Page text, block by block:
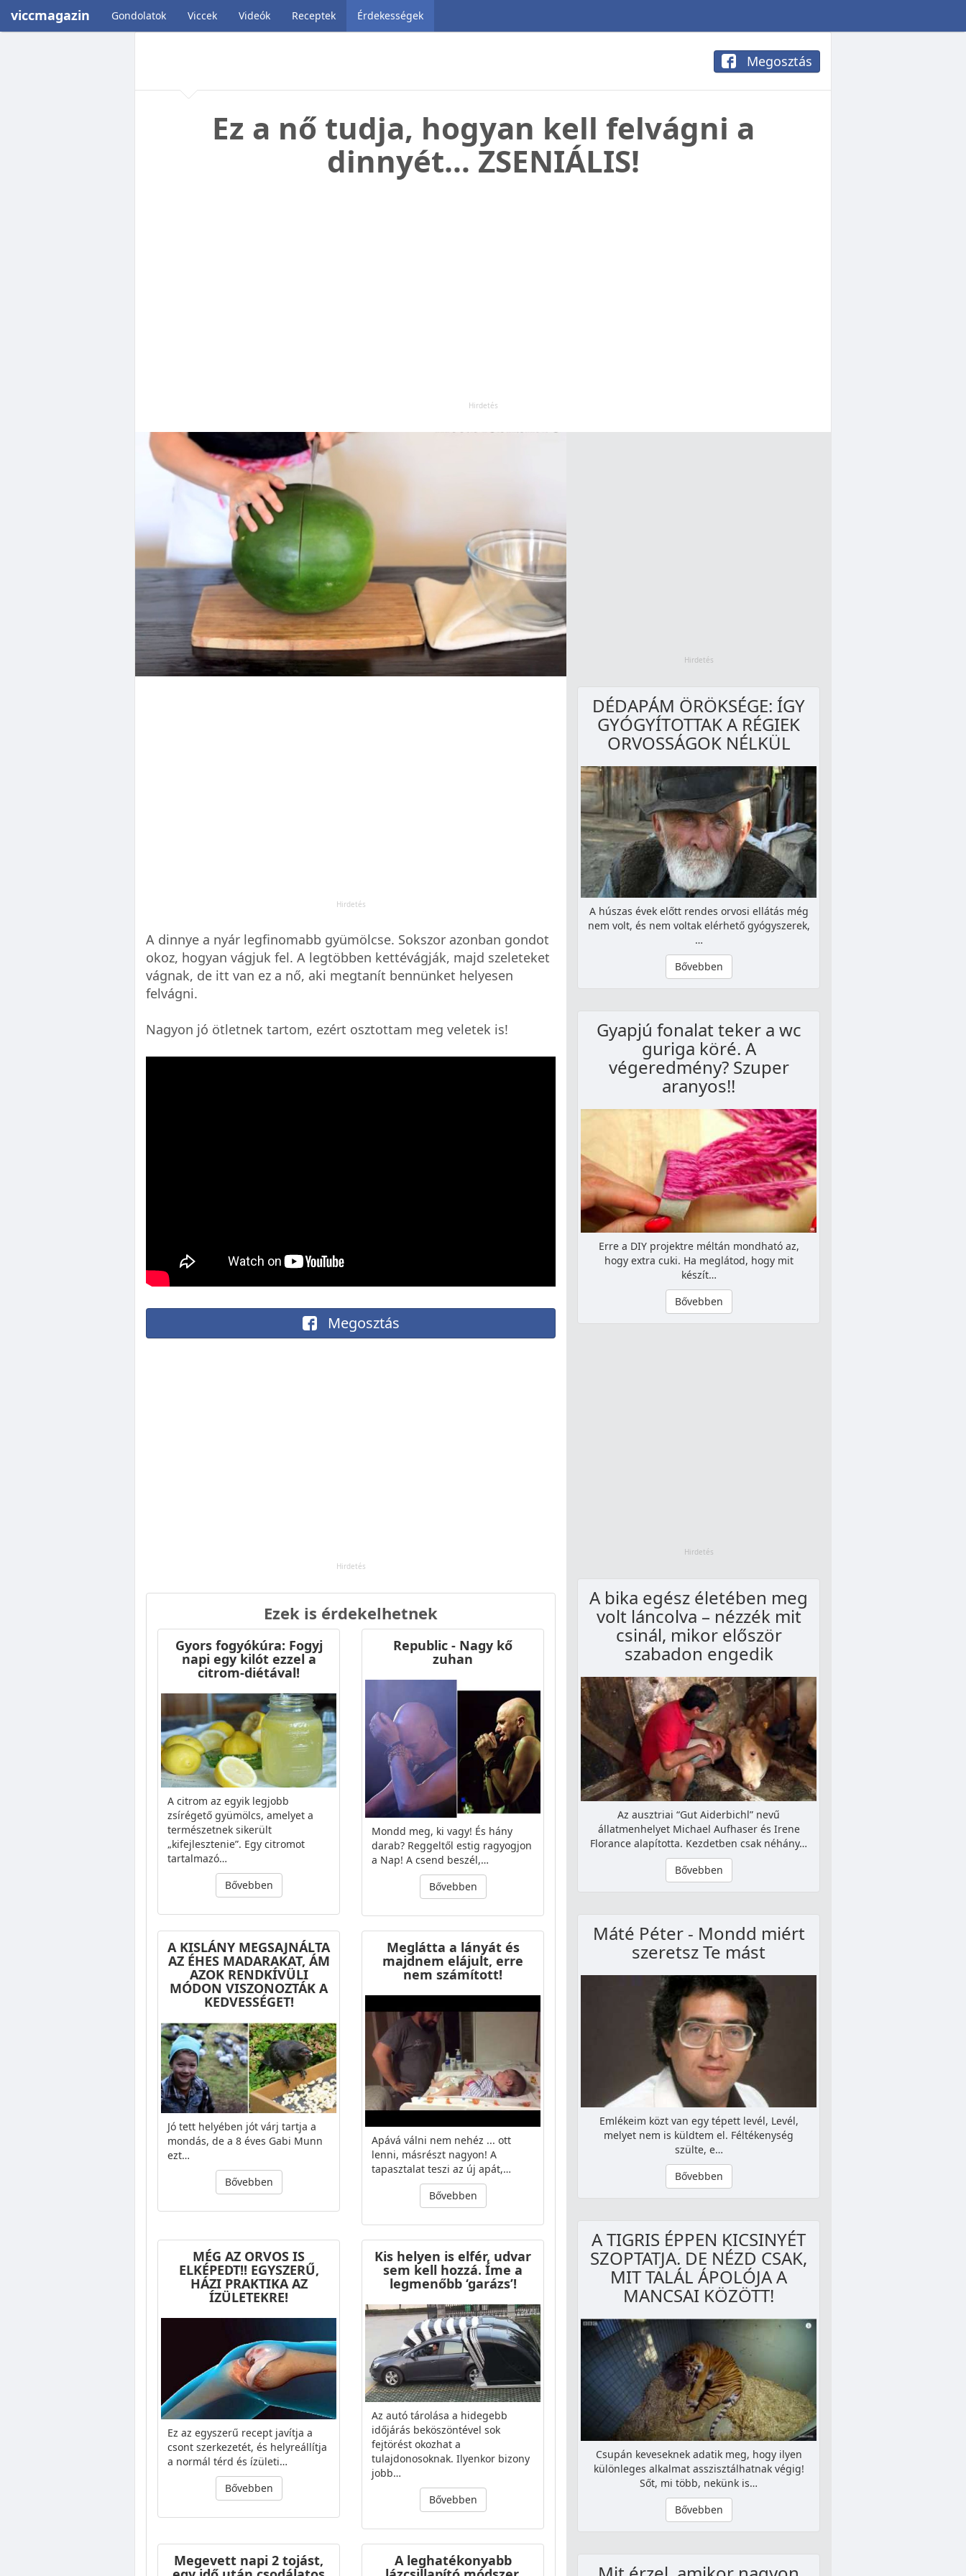
viccmagazin Gondolatok Viccek Videók Receptek Érdekességek
Megosztás
Ez a nő tudja, hogyan kell felvágni a
dinnyét… ZSENIÁLIS!
A dinnye a nyár legfinomabb gyümölcse. Sokszor azonban gondot
okoz, hogyan vágjuk fel. A legtöbben kettévágják, majd szeleteket
vágnak, de itt van ez a nő, aki megtanít bennünket helyesen
felvágni.
Nagyon jó ötletnek tartom, ezért osztottam meg veletek is!
Megosztás
Ezek is érdekelhetnek
Gyors fogyókúra: Fogyj
napi egy kilót ezzel a
citrom-diétával!
A citrom az egyik legjobb
zsírégető gyümölcs, amelyet a
természetnek sikerült
„kifejlesztenie”. Egy citromot
tartalmazó…
Bővebben
Republic - Nagy kő
zuhan
Mondd meg, ki vagy! És hány
darab? Reggeltől estig ragyogjon
a Nap! A csend beszél,…
Bővebben
A KISLÁNY MEGSAJNÁLTA
AZ ÉHES MADARAKAT, ÁM
AZOK RENDKÍVÜLI
MÓDON VISZONOZTÁK A
KEDVESSÉGET!
Jó tett helyében jót várj tartja a
mondás, de a 8 éves Gabi Munn
ezt…
Bővebben
Meglátta a lányát és
majdnem elájult, erre
nem számított!
Apává válni nem nehéz ... ott
lenni, másrészt nagyon! A
tapasztalat teszi az új apát,…
Bővebben
MÉG AZ ORVOS IS
ELKÉPEDT!! EGYSZERŰ,
HÁZI PRAKTIKA AZ
ÍZÜLETEKRE!
Ez az egyszerű recept javítja a
csont szerkezetét, és helyreállítja
a normál térd és ízületi…
Bővebben
Kis helyen is elfér, udvar
sem kell hozzá. Íme a
legmenőbb ‘garázs’!
Az autó tárolása a hidegebb
időjárás beköszöntével sok
fejtörést okozhat a
tulajdonosoknak. Ilyenkor bizony
jobb…
Bővebben
Megevett napi 2 tojást, A leghatékonyabb
DÉDAPÁM ÖRÖKSÉGE: ÍGY
GYÓGYÍTOTTAK A RÉGIEK
ORVOSSÁGOK NÉLKÜL
A húszas évek előtt rendes orvosi ellátás még
nem volt, és nem voltak elérhető gyógyszerek,
…
Bővebben
Gyapjú fonalat teker a wc
guriga köré. A
végeredmény? Szuper
aranyos!!
Erre a DIY projektre méltán mondható az,
hogy extra cuki. Ha meglátod, hogy mit
készít…
Bővebben
A bika egész életében meg
volt láncolva – nézzék mit
csinál, mikor először
szabadon engedik
Az ausztriai “Gut Aiderbichl” nevű
állatmenhelyet Michael Aufhaser és Irene
Florance alapította. Kezdetben csak néhány…
Bővebben
Máté Péter - Mondd miért
szeretsz Te mást
Emlékeim közt van egy tépett levél, Levél,
melyet nem is küldtem el. Féltékenység
szülte, e…
Bővebben
A TIGRIS ÉPPEN KICSINYÉT
SZOPTATJA. DE NÉZD CSAK,
MIT TALÁL ÁPOLÓJA A
MANCSAI KÖZÖTT!
Csupán keveseknek adatik meg, hogy ilyen
különleges alkalmat asszisztálhatnak végig!
Sőt, mi több, nekünk is…
Bővebben